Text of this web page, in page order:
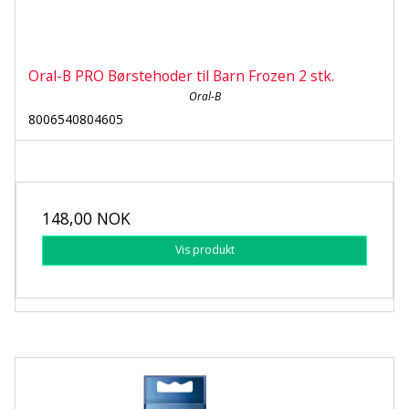
Oral-B PRO Børstehoder til Barn Frozen 2 stk.
Oral-B
8006540804605
148,00 NOK
Vis produkt